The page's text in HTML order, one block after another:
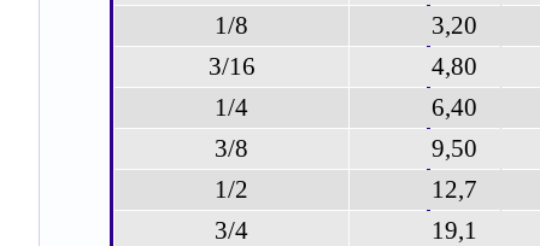
1/8
3,20
3/16
4,80
1/4
6,40
3/8
9,50
1/2
12,7
3/4
19,1